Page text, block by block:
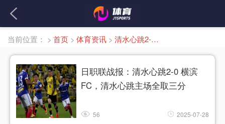
当前位置： > 首页 > 体育资讯 > 清水心跳2-0 横滨 FC
日职联战报：清水心跳2-0 横滨
FC，清水心跳主场全取三分
56 2025-07-28